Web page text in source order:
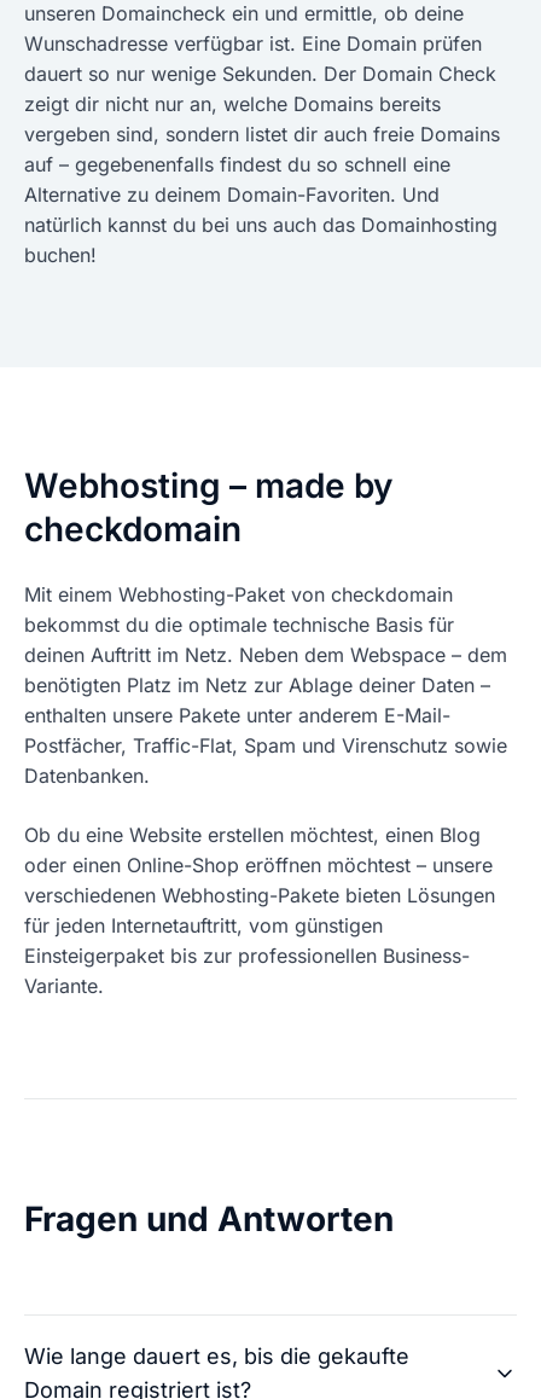
unseren Domaincheck ein und ermittle, ob deine
Wunschadresse verfügbar ist. Eine Domain prüfen
dauert so nur wenige Sekunden. Der Domain Check
zeigt dir nicht nur an, welche Domains bereits
vergeben sind, sondern listet dir auch freie Domains
auf – gegebenenfalls findest du so schnell eine
Alternative zu deinem Domain-Favoriten. Und
natürlich kannst du bei uns auch das Domainhosting
buchen!
Webhosting – made by
checkdomain
Mit einem Webhosting-Paket von checkdomain
bekommst du die optimale technische Basis für
deinen Auftritt im Netz. Neben dem Webspace – dem
benötigten Platz im Netz zur Ablage deiner Daten –
enthalten unsere Pakete unter anderem E-Mail-
Postfächer, Traffic-Flat, Spam und Virenschutz sowie
Datenbanken.
Ob du eine Website erstellen möchtest, einen Blog
oder einen Online-Shop eröffnen möchtest – unsere
verschiedenen Webhosting-Pakete bieten Lösungen
für jeden Internetauftritt, vom günstigen
Einsteigerpaket bis zur professionellen Business-
Variante.
Fragen und Antworten
Wie lange dauert es, bis die gekaufte
Domain registriert ist?